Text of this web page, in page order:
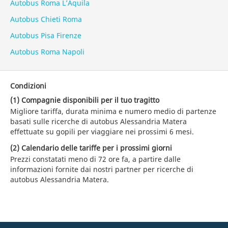
Autobus Roma L’Aquila
Autobus Chieti Roma
Autobus Pisa Firenze
Autobus Roma Napoli
Condizioni
(1) Compagnie disponibili per il tuo tragitto
Migliore tariffa, durata minima e numero medio di partenze
basati sulle ricerche di autobus Alessandria Matera
effettuate su gopili per viaggiare nei prossimi 6 mesi.
(2) Calendario delle tariffe per i prossimi giorni
Prezzi constatati meno di 72 ore fa, a partire dalle
informazioni fornite dai nostri partner per ricerche di
autobus Alessandria Matera.